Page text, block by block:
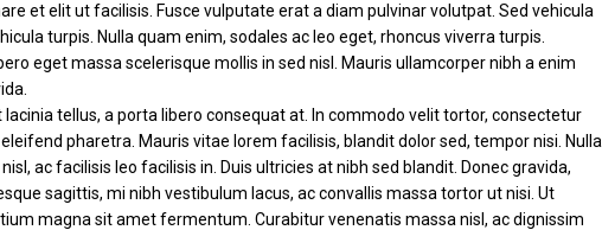
et elit ut facilisis. Fusce vulputate erat a diam pulvinar volutpat. Sed vehicula
turpis. Nulla quam enim, sodales ac leo eget, rhoncus viverra turpis.
eget massa scelerisque mollis in sed nisl. Mauris ullamcorper nibh a enim
lacinia tellus, a porta libero consequat at. In commodo velit tortor, consectetur
pharetra. Mauris vitae lorem facilisis, blandit dolor sed, tempor nisi. Nulla
ac facilisis leo facilisis in. Duis ultricies at nibh sed blandit. Donec gravida,
sagittis, mi nibh vestibulum lacus, ac convallis massa tortor ut nisi. Ut
magna sit amet fermentum. Curabitur venenatis massa nisl, ac dignissim